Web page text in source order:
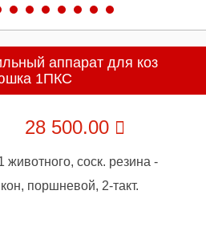
аппарат для коз
1ПКС
28 500.00
животного, соск. резина -
поршневой, 2-такт.